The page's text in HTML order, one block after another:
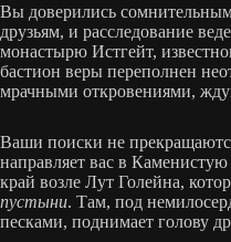
Вы доверились
друзьям, и расследование
монастырю Истгейт,
бастион веры переполнен
мрачными откровениями,
Ваши поиски не
направляет вас в
край возле Лут Голейна,
пустыни. Там, под
песками, поднимает голову